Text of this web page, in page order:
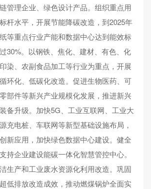
管理企业、绿色设计产品。组织重点用
杆水平，开展节能降碳改造，到2025年
等重点行业产能和数据中心达到能效标
30%。以钢铁、焦化、建材、有色、化
染、农副食品加工等行业为重点，开展
环化、低碳化改造。促进生物医药、可
部件等新兴产业规模化发展，推进新兴
备升级。加快5G、工业互联网、工业大
充电桩、车联网等新型基础设施布局，
新应用，加快绿色数据中心建设。健全
持企业建设能碳一体化智慧管控中心。
生产和工业废水资源化利用改造。巩固
低排放改造成效，推动燃煤锅炉全面实